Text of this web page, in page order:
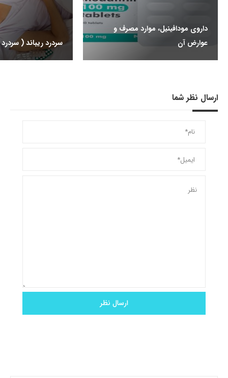
داروی مودافینیل، موارد مصرف و
عوارض آن
سردرد ریباند (
ارسال نظر شما